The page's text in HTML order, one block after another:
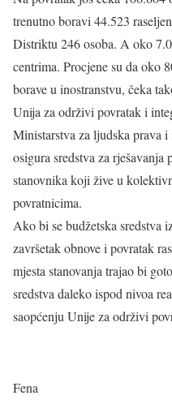
trenutno boravi 44.523
Distriktu 246 osoba. A oko
centrima. Procjene su da oko
borave u inostranstvu, čeka
Unija za održivi povratak i
Ministarstva za ljudska prava
osigura sredstva za
stanovnika koji žive u
povratnicima.
Ako bi se budžetska sredstva
završetak obnove i povratak
mjesta stanovanja trajao bi
sredstva daleko ispod nivoa
saopćenju Unije za održivi
Fena